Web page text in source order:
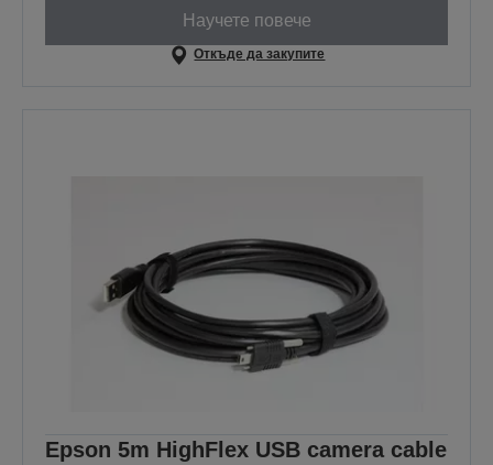
Научете повече
Откъде да закупите
Epson 5m HighFlex USB camera cable